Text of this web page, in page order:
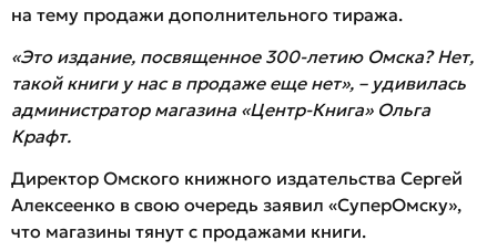
на тему продажи дополнительного тиража.
«Это издание, посвященное 300-летию Омска? Нет,
такой книги у нас в продаже еще нет», – удивилась
администратор магазина «Центр-Книга» Ольга
Крафт.
Директор Омского книжного издательства Сергей
Алексеенко в свою очередь заявил «СуперОмску»,
что магазины тянут с продажами книги.